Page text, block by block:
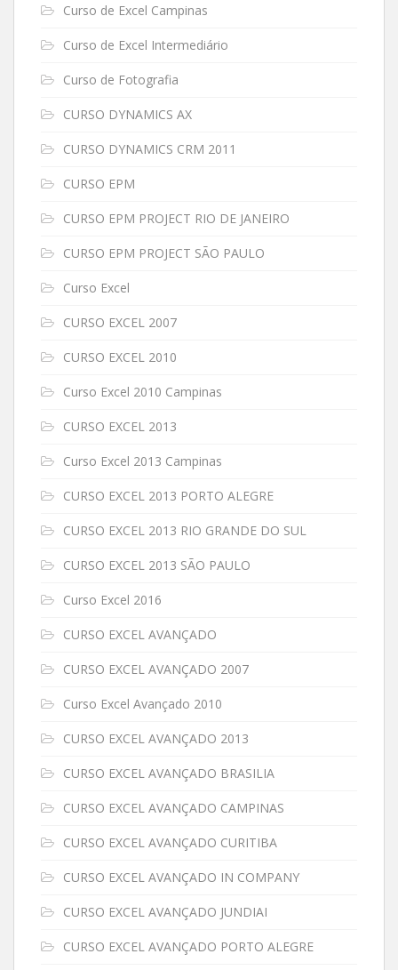
Curso de Excel Campinas
Curso de Excel Intermediário
Curso de Fotografia
CURSO DYNAMICS AX
CURSO DYNAMICS CRM 2011
CURSO EPM
CURSO EPM PROJECT RIO DE JANEIRO
CURSO EPM PROJECT SÃO PAULO
Curso Excel
CURSO EXCEL 2007
CURSO EXCEL 2010
Curso Excel 2010 Campinas
CURSO EXCEL 2013
Curso Excel 2013 Campinas
CURSO EXCEL 2013 PORTO ALEGRE
CURSO EXCEL 2013 RIO GRANDE DO SUL
CURSO EXCEL 2013 SÃO PAULO
Curso Excel 2016
CURSO EXCEL AVANÇADO
CURSO EXCEL AVANÇADO 2007
Curso Excel Avançado 2010
CURSO EXCEL AVANÇADO 2013
CURSO EXCEL AVANÇADO BRASILIA
CURSO EXCEL AVANÇADO CAMPINAS
CURSO EXCEL AVANÇADO CURITIBA
CURSO EXCEL AVANÇADO IN COMPANY
CURSO EXCEL AVANÇADO JUNDIAI
CURSO EXCEL AVANÇADO PORTO ALEGRE